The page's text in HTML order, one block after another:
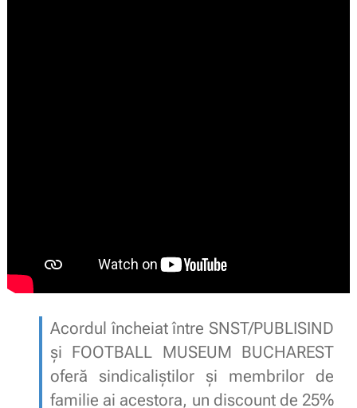
Acordul încheiat între SNST/PUBLISIND
și FOOTBALL MUSEUM BUCHAREST
oferă sindicaliștilor și membrilor de
familie ai acestora, un discount de 25%